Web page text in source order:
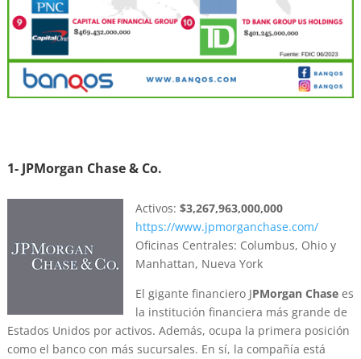
1- JPMorgan Chase & Co.
Activos: $3,267,963,000,000
https://www.jpmorganchase.com/
Oficinas Centrales: Columbus, Ohio y
Manhattan, Nueva York
El gigante financiero JPMorgan Chasees
la institución financiera más grande de
Estados Unidos por activos. Además, ocupa la primera posición
como el banco con más sucursales. En sí, la compañía está